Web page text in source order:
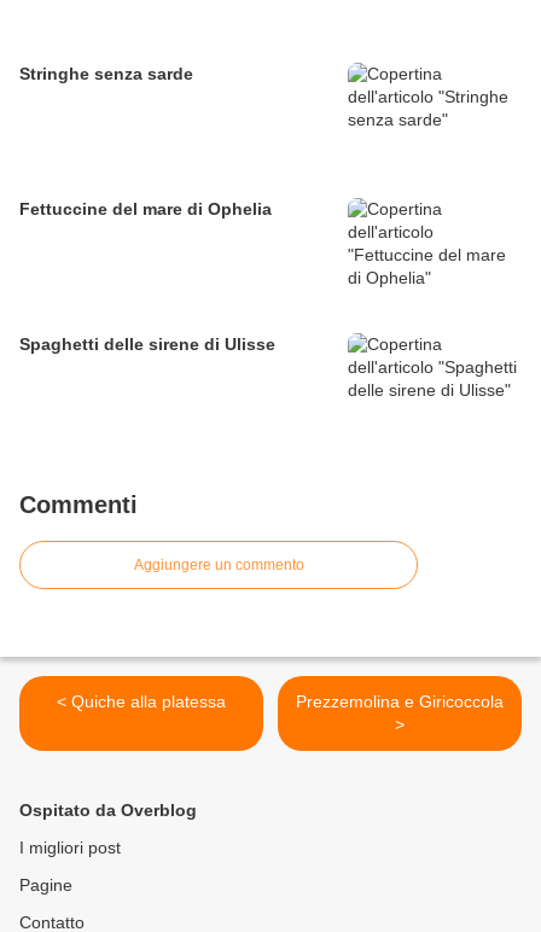
Stringhe senza sarde
Fettuccine del mare di Ophelia
Spaghetti delle sirene di Ulisse
Commenti
Aggiungere un commento
< Quiche alla platessa
Prezzemolina e Giricoccola
>
Ospitato da Overblog
I migliori post
Pagine
Contatto